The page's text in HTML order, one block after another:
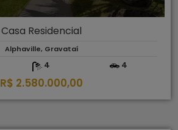
Casa Residencial
Alphaville, Gravataí
4 4
R$ 2.580.000,00